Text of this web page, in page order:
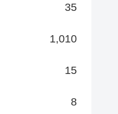
35
1,010
15
8